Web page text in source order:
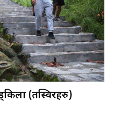
(तस्विरहरु)